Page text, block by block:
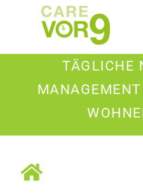
TÄGLICHE